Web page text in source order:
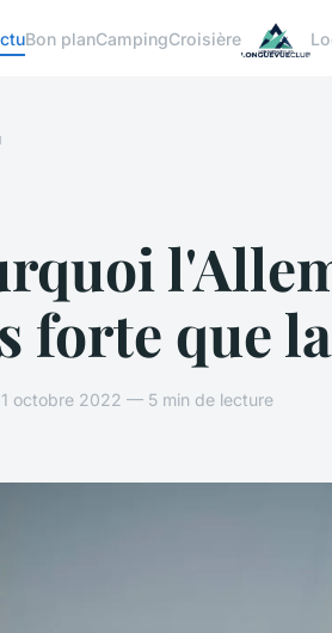
Bon planCampingCroisière
forte que
octobre 2022 — 5 min de lecture